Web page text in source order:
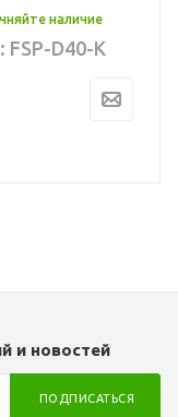
наличие
FSP-D40-K
и новостей
ПОДПИСАТЬСЯ